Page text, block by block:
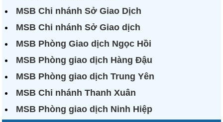
MSB Chi nhánh Sở Giao Dịch
MSB Chi nhánh Sở Giao dịch
MSB Phòng Giao dịch Ngọc Hồi
MSB Phòng giao dịch Hàng Đậu
MSB Phòng giao dịch Trung Yên
MSB Chi nhánh Thanh Xuân
MSB Phòng giao dịch Ninh Hiệp